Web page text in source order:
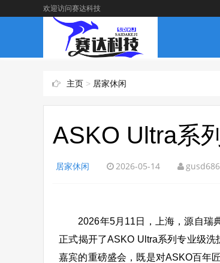
欢迎访问赛达科技
主页 > 居家休闲
ASKO Ultra系
居家休闲 2026-05-14
2026年5月11日，上海，源自瑞典
正式揭开了ASKO Ultra系列专业级
嘉宾的重磅盛会，既是对ASKO百年